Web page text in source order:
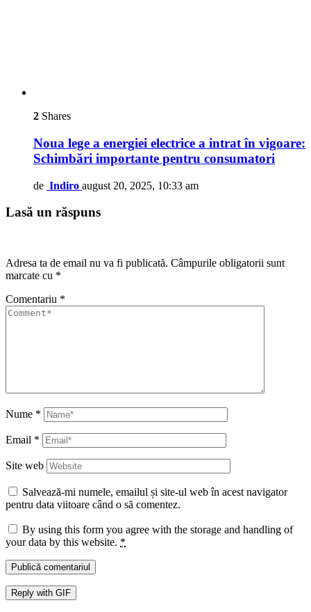
2 Shares
Noua lege a energiei electrice a intrat în vigoare:
Schimbări importante pentru consumatori
de Indiro august 20, 2025, 10:33 am
Lasă un răspuns
Adresa ta de email nu va fi publicată. Câmpurile obligatorii sunt
marcate cu *
Comentariu *
Nume *
Email *
Site web
Salvează-mi numele, emailul și site-ul web în acest navigator
pentru data viitoare când o să comentez.
By using this form you agree with the storage and handling of
your data by this website. *
Publică comentariul
Reply with GIF